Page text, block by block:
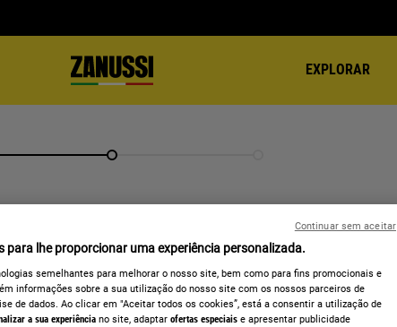
EXPLORAR
para lhe proporcionar uma experiência personalizada.
semelhantes para melhorar o nosso site, bem como para fins promocionais e
informações sobre a sua utilização do nosso site com os nossos parceiros de
de dados. Ao clicar em "Aceitar todos os cookies”, está a consentir a utilização de
a sua experiência no site, adaptar ofertas especiais e apresentar publicidade
Continuar sem aceitar